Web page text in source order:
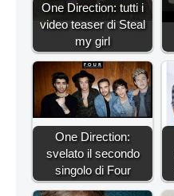
One Direction: tutti i
video teaser di Steal
my girl
One Direction:
svelato il secondo
singolo di Four